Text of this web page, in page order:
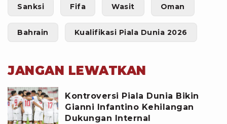
Sanksi Fifa Wasit Oman
Bahrain Kualifikasi Piala Dunia 2026
JANGAN LEWATKAN
Kontroversi Piala Dunia Bikin
Gianni Infantino Kehilangan
Dukungan Internal